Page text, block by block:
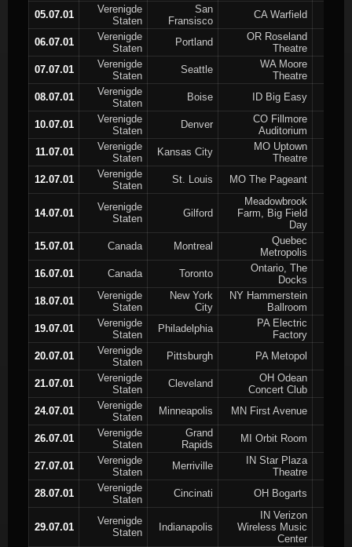
05.07.01
Verenigde
Staten
San
Fransisco
CA Warfield
06.07.01
Verenigde
Staten
Portland
OR Roseland
Theatre
07.07.01
Verenigde
Staten
Seattle
WA Moore
Theatre
08.07.01
Verenigde
Staten
Boise ID Big Easy
10.07.01
Verenigde
Staten
Denver
CO Fillmore
Auditorium
11.07.01
Verenigde
Staten
Kansas City
MO Uptown
Theatre
12.07.01
Verenigde
Staten
St. Louis MO The Pageant
14.07.01
Verenigde
Staten
Gilford
Meadowbrook
Farm, Big Field
Day
15.07.01
Canada Montreal
Quebec
Metropolis
16.07.01
Canada Toronto
Ontario, The
Docks
18.07.01
Verenigde
Staten
New York
City
NY Hammerstein
Ballroom
19.07.01
Verenigde
Staten
Philadelphia
PA Electric
Factory
20.07.01
Verenigde
Staten
Pittsburgh PA Metopol
21.07.01
Verenigde
Staten
Cleveland
OH Odean
Concert Club
24.07.01
Verenigde
Staten
Minneapolis MN First Avenue
26.07.01
Verenigde
Staten
Grand
Rapids
MI Orbit Room
27.07.01
Verenigde
Staten
Merriville
IN Star Plaza
Theatre
28.07.01
Verenigde
Staten
Cincinati OH Bogarts
29.07.01
Verenigde
Staten
Indianapolis
IN Verizon
Wireless Music
Center